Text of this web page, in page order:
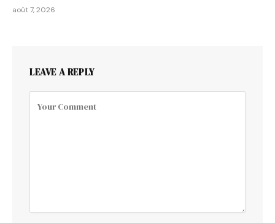
août 7, 2026
LEAVE A REPLY